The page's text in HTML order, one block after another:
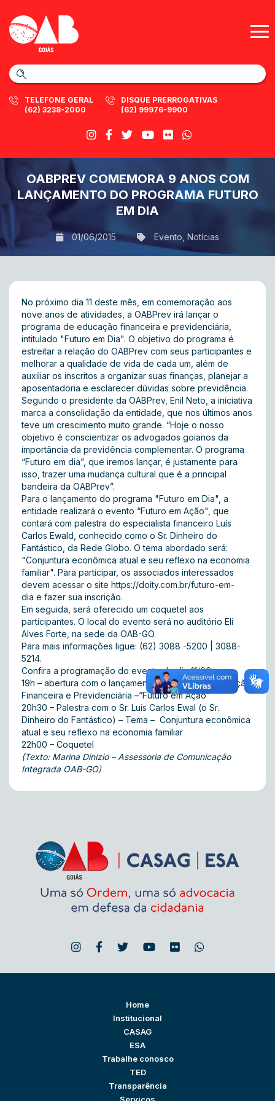
TELEFONE GERAL
(62) 3238-2000
DISQUE PRERROGATIVAS
(62) 99976-9900
OABPREV COMEMORA 9 ANOS COM
LANÇAMENTO DO PROGRAMA FUTURO
EM DIA
01/06/2015 Evento Notícias
No próximo dia 11 deste mês, em comemoração aos
nove anos de atividades, a OABPrev irá lançar o
programa de educação financeira e previdenciária,
intitulado "Futuro em Dia". O objetivo do programa é
estreitar a relação do OABPrev com seus participantes e
melhorar a qualidade de vida de cada um, além de
auxiliar os inscritos a organizar suas finanças, planejar a
aposentadoria e esclarecer dúvidas sobre previdência.
Segundo o presidente da OABPrev, Enil Neto, a iniciativa
marca a consolidação da entidade, que nos últimos anos
teve um crescimento muito grande. “Hoje o nosso
objetivo é conscientizar os advogados goianos da
importância da previdência complementar. O programa
“Futuro em dia”, que iremos lançar, é justamente para
isso, trazer uma mudança cultural que é a principal
bandeira da OABPrev”.
Para o lançamento do programa "Futuro em Dia", a
entidade realizará o evento “Futuro em Ação", que
contará com palestra do especialista financeiro Luís
Carlos Ewald, conhecido como o Sr. Dinheiro do
Fantástico, da Rede Globo. O tema abordado será:
"Conjuntura econômica atual e seu reflexo na economia
familiar". Para participar, os associados interessados
devem acessar o site https://doity.com.br/futuro-em-
dia e fazer sua inscrição.
Em seguida, será oferecido um coquetel aos
participantes. O local do evento será no auditório Eli
Alves Forte, na sede da OAB-GO.
Para mais informações ligue: (62) 3088 -5200 | 3088-
5214.
Confira a programação do evento do dia 11/06:
19h – abertura com o lançamento do Portal de Educação
Financeira e Previdenciária –“Futuro em Ação”
20h30 – Palestra com o Sr. Luis Carlos Ewal (o Sr.
Dinheiro do Fantástico) – Tema – Conjuntura econômica
atual e seu reflexo na economia familiar
22h00 – Coquetel
(Texto: Marina Dinizio – Assessoria de Comunicação
Integrada OAB-GO)
Home
Institucional
CASAG
ESA
Trabalhe conosco
TED
Transparência